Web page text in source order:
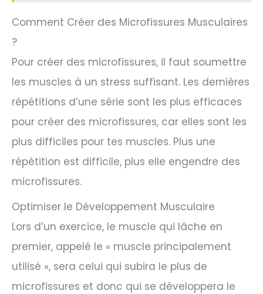
Comment Créer des Microfissures Musculaires
?
Pour créer des microfissures, il faut soumettre
les muscles à un stress suffisant. Les dernières
répétitions d’une série sont les plus efficaces
pour créer des microfissures, car elles sont les
plus difficiles pour tes muscles. Plus une
répétition est difficile, plus elle engendre des
microfissures.
Optimiser le Développement Musculaire
Lors d’un exercice, le muscle qui lâche en
premier, appelé le « muscle principalement
utilisé », sera celui qui subira le plus de
microfissures et donc qui se développera le